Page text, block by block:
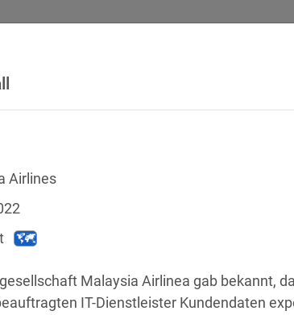
Airlines
Malaysia Airlinea gab bekannt,
IT-Dienstleister Kundendaten